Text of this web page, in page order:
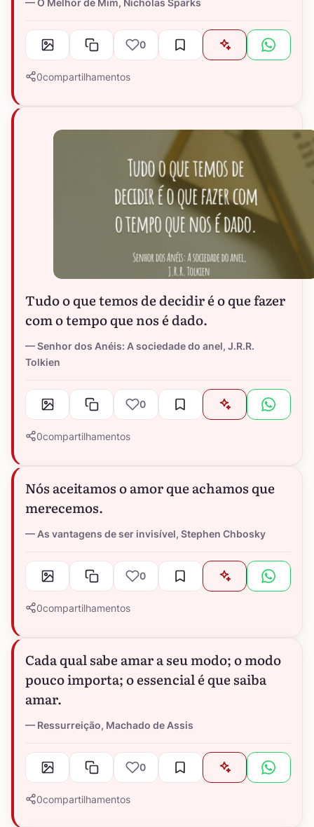
0
0compartilhamentos
Tudo o que temos de decidir é o que fazer
com o tempo que nos é dado.
Senhor dos Anéis: A sociedade do anel, J.R.R.
Tolkien
0
0compartilhamentos
Nós aceitamos o amor que achamos que
merecemos.
As vantagens de ser invisível, Stephen Chbosky
0
0compartilhamentos
Cada qual sabe amar a seu modo; o modo
pouco importa; o essencial é que saiba
amar.
Ressurreição, Machado de Assis
0
0compartilhamentos